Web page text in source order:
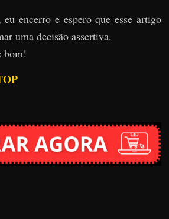
eu encerro e espero que esse artigo
uma decisão assertiva.
bom!